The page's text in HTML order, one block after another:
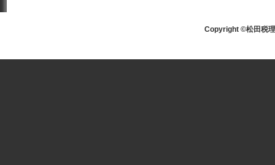
Copyright ©松田税